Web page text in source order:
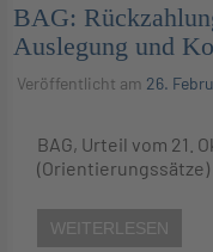
BAG:
Auslegung und
Veröffentlicht am 26.
BAG, Urteil vom 21.
(Orientierungssätze)
WEITERLESEN